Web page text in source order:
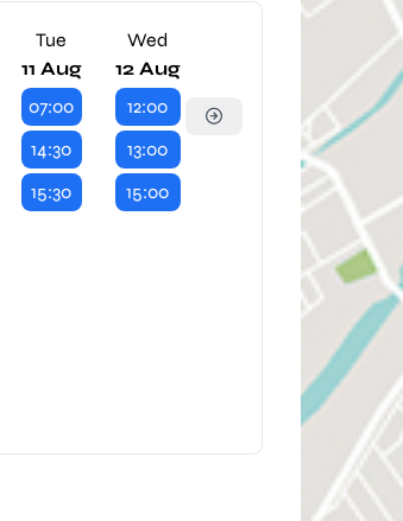
Tue
11 Aug
07:00
14:30
15:30
Wed
12 Aug
12:00
13:00
15:00